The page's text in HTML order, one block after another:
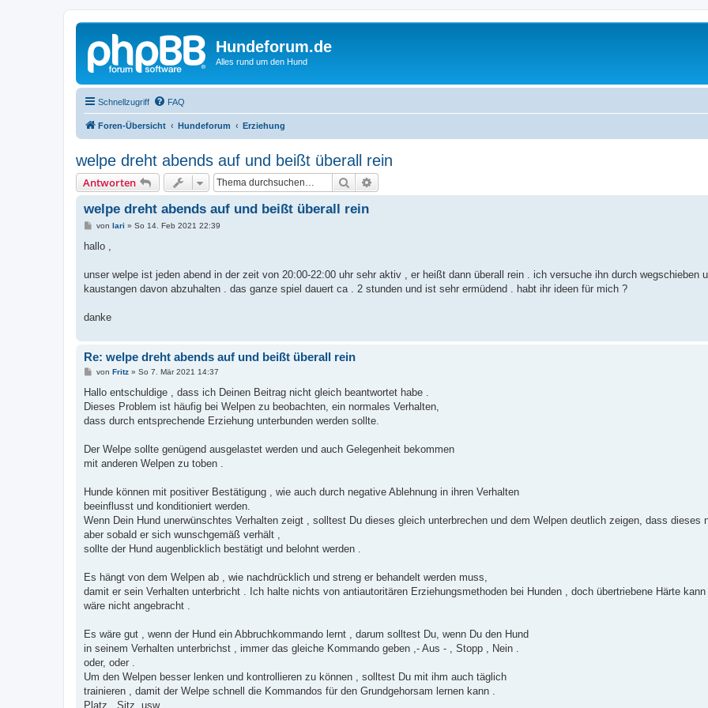
Hundeforum.de
Alles rund um den Hund
Schnellzugriff FAQ
Foren-Übersicht Hundeforum Erziehung
welpe dreht abends auf und beißt überall rein
Antworten Suche
welpe dreht abends auf und beißt überall rein
B
i
a
von lari » So 14. Feb 2021 22:39
hallo ,
unser welpe ist jeden abend in der zeit von 20:00-22:00 uhr sehr aktiv , er heißt dann überall rein . ich versuche ihn durch wegschieben
kaustangen davon abzuhalten . das ganze spiel dauert ca . 2 stunden und ist sehr ermüdend . habt ihr ideen für mich ?
danke
Re: welpe dreht abends auf und beißt überall rein
B
i
r
a
von Fritz» So 7. Mär 2021 14:37
Hallo entschuldige , dass ich Deinen Beitrag nicht gleich beantwortet habe .
Dieses Problem ist häufig bei Welpen zu beobachten, ein normales Verhalten,
dass durch entsprechende Erziehung unterbunden werden sollte.
Der Welpe sollte genügend ausgelastet werden und auch Gelegenheit bekommen
mit anderen Welpen zu toben .
Hunde können mit positiver Bestätigung , wie auch durch negative Ablehnung in ihren Verhalten
beeinflusst und konditioniert werden.
Wenn Dein Hund unerwünschtes Verhalten zeigt , solltest Du dieses gleich unterbrechen und dem Welpen deutlich zeigen, dass dieses
aber sobald er sich wunschgemäß verhält ,
sollte der Hund augenblicklich bestätigt und belohnt werden .
Es hängt von dem Welpen ab , wie nachdrücklich und streng er behandelt werden muss,
damit er sein Verhalten unterbricht . Ich halte nichts von antiautoritären Erziehungsmethoden bei Hunden , doch übertriebene Härte
wäre nicht angebracht .
Es wäre gut , wenn der Hund ein Abbruchkommando lernt , darum solltest Du, wenn Du den Hund
in seinem Verhalten unterbrichst , immer das gleiche Kommando geben ,- Aus - , Stopp , Nein .
oder, oder .
Um den Welpen besser lenken und kontrollieren zu können , solltest Du mit ihm auch täglich
trainieren , damit der Welpe schnell die Kommandos für den Grundgehorsam lernen kann .
Platz , Sitz ,usw .